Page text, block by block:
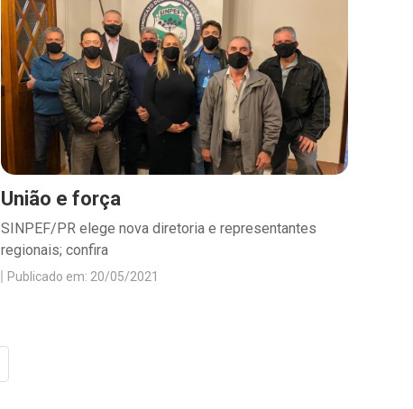
União e força
SINPEF/PR elege nova diretoria e representantes
regionais; confira
Publicado em: 20/05/2021